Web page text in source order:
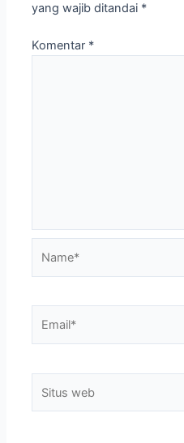
yang wajib ditandai *
Komentar *
web